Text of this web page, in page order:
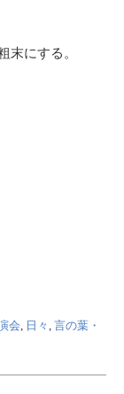
末にする。
会 日々
言の葉・